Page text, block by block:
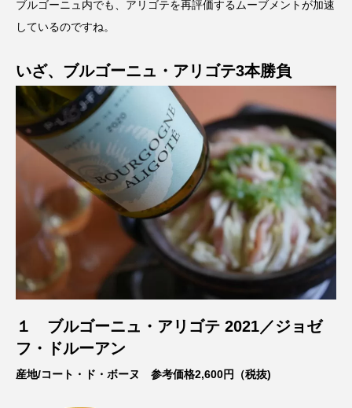
ブルゴーニュ内でも、アリゴテを再評価するムーブメントが加速
しているのですね。
いざ、ブルゴーニュ・アリゴテ3本勝負
１ ブルゴーニュ・アリゴテ 2021／ジョゼ
フ・ドルーアン
産地/コート・ド・ボーヌ 参考価格2,600円 （税抜)